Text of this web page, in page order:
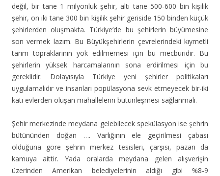
değil, bir tane 1 milyonluk şehir, altı tane 500-600 bin kişilik
şehir, on iki tane 300 bin kişilik şehir geriside 150 binden küçük
şehirlerden oluşmakta. Türkiye’de bu şehirlerin büyümesine
son vermek lazım. Bu Büyükşehirlerin çevrelerindeki kıymetli
tarım topraklarının yok edilmemesi için bu mecburidir. Bu
şehirlerin yüksek harcamalarının sona erdirilmesi için bu
gereklidir. Dolayısıyla Türkiye yeni şehirler politikaları
uygulamalıdır ve insanları popülasyona sevk etmeyecek bir-iki
katı evlerden oluşan mahallelerin bütünleşmesi sağlanmalı.
Şehir merkezinde meydana gelebilecek spekülasyon ise şehrin
bütününden doğan …. Varlığının ele geçirilmesi çabası
olduğuna göre şehrin merkez tesisleri, çarşısı, pazarı da
kamuya aittir. Yada oralarda meydana gelen alışverişin
üzerinden Amerikan belediyelerinin aldığı gibi %8-9